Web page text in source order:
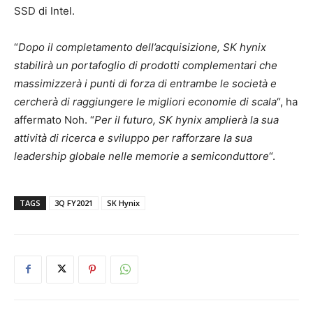
SSD di Intel.
“Dopo il completamento dell’acquisizione, SK hynix
stabilirà un portafoglio di prodotti complementari che
massimizzerà i punti di forza di entrambe le società e
cercherà di raggiungere le migliori economie di scala“, ha
affermato Noh. “Per il futuro, SK hynix amplierà la sua
attività di ricerca e sviluppo per rafforzare la sua
leadership globale nelle memorie a semiconduttore“.
TAGS 3Q FY2021 SK Hynix